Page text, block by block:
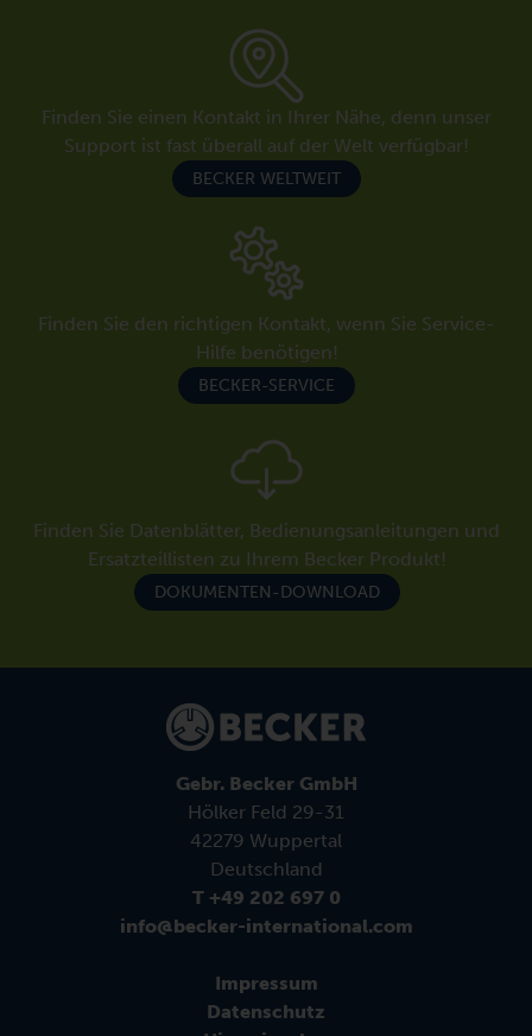
Finden Sie einen Kontakt in Ihrer Nähe, denn unser
Support ist fast überall auf der Welt verfügbar!
BECKER WELTWEIT
Finden Sie den richtigen Kontakt, wenn Sie Service-
Hilfe benötigen!
BECKER-SERVICE
Finden Sie Datenblätter, Bedienungsanleitungen und
Ersatzteillisten zu Ihrem Becker Produkt!
DOKUMENTEN-DOWNLOAD
Gebr. Becker GmbH
Hölker Feld 29-31
42279 Wuppertal
Deutschland
T +49 202 697 0
info@becker-international.com
Impressum
Datenschutz